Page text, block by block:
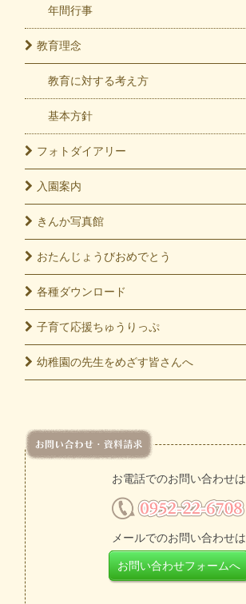
年間行事
教育理念
教育に対する考え方
基本方針
フォト ダイアリー
入園案内
きんか写真館
おたんじょうびおめでとう
各種ダウンロード
子育て応援ちゅうりっぷ
幼稚園の先生をめざす皆さんへ
お電話でのお問い合わせは
メールでのお問い合わせは
お問い合わせフォームへ